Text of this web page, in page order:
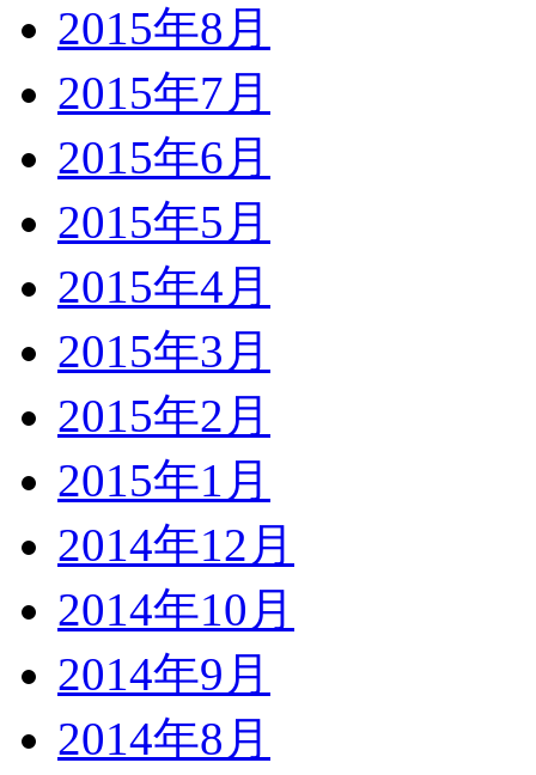
2015年8月
2015年7月
2015年6月
2015年5月
2015年4月
2015年3月
2015年2月
2015年1月
2014年12月
2014年10月
2014年9月
2014年8月